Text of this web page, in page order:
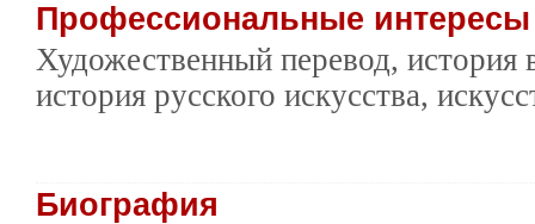
Профессиональные
Художественный перевод, история
история русского искусства,
Биография